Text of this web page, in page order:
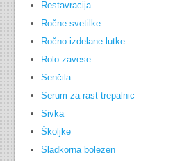
Restavracija
Ročne svetilke
Ročno izdelane lutke
Rolo zavese
Senčila
Serum za rast trepalnic
Sivka
Školjke
Sladkorna bolezen